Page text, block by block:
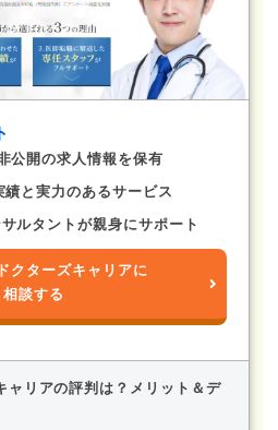
公開の求人情報を保有
と実力のあるサービス
ルタントが親身にサポート
クターズキャリアに
相談する
ャリアの評判は？メリット＆デ